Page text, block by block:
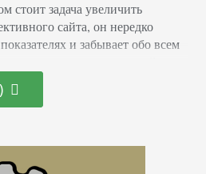
стоит задача увеличить
сайта, он нередко
и забывает обо всем
рекламных
Они отображались в верхней
–…